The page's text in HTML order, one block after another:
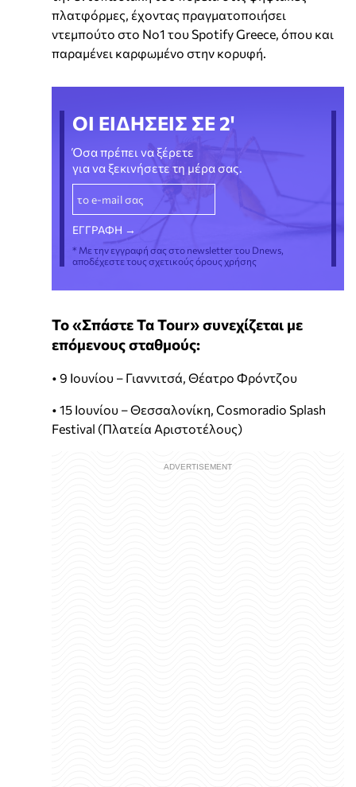
πλατφόρμες, έχοντας πραγματοποιήσει
ντεμπούτο στο Νο1 του Spotify Greece, όπου και
παραμένει καρφωμένο στην κορυφή.
ΟΙ ΕΙΔΗΣΕΙΣ ΣΕ 2'
Όσα πρέπει να ξέρετε
για να ξεκινήσετε τη μέρα σας.
* Με την εγγραφή σας στο newsletter του Dnews,
αποδέχεστε τους σχετικούς όρους χρήσης
Το «Σπάστε Τα Tour» συνεχίζεται με
επόμενους σταθμούς:
• 9 Ιουνίου – Γιαννιτσά, Θέατρο Φρόντζου
• 15 Ιουνίου – Θεσσαλονίκη, Cosmoradio Splash
Festival (Πλατεία Αριστοτέλους)